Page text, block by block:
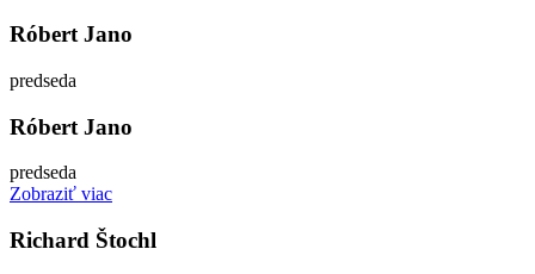
Róbert Jano
predseda
Róbert Jano
predseda
Zobraziť viac
Richard Štochl